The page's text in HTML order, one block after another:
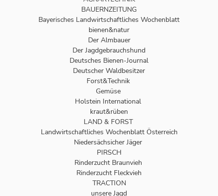
BAUERNZEITUNG
Bayerisches Landwirtschaftliches Wochenblatt
bienen&natur
Der Almbauer
Der Jagdgebrauchshund
Deutsches Bienen-Journal
Deutscher Waldbesitzer
Forst&Technik
Gemüse
Holstein International
kraut&rüben
LAND & FORST
Landwirtschaftliches Wochenblatt Österreich
Niedersächsicher Jäger
PIRSCH
Rinderzucht Braunvieh
Rinderzucht Fleckvieh
TRACTION
unsere Jagd